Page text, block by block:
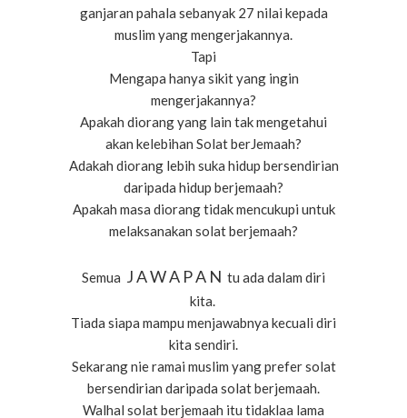
ganjaran pahala sebanyak 27 nilai kepada
muslim yang mengerjakannya.
Tapi
Mengapa hanya sikit yang ingin
mengerjakannya?
Apakah diorang yang lain tak mengetahui
akan kelebihan Solat berJemaah?
Adakah diorang lebih suka hidup bersendirian
daripada hidup berjemaah?
Apakah masa diorang tidak mencukupi untuk
melaksanakan solat berjemaah?
Semua J A W A P A N tu ada dalam diri
kita.
Tiada siapa mampu menjawabnya kecuali diri
kita sendiri.
Sekarang nie ramai muslim yang prefer solat
bersendirian daripada solat berjemaah.
Walhal solat berjemaah itu tidaklaa lama